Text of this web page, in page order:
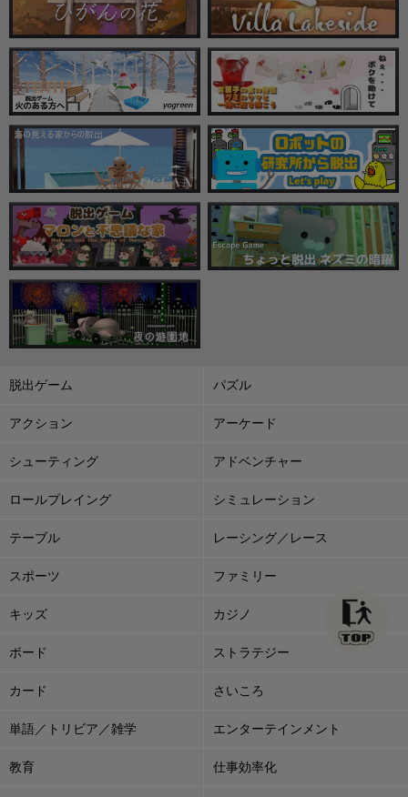
脱出ゲーム パズル
アクション アーケード
シューティング アドベンチャー
ロールプレイング シミュレーション
テーブル レーシング／レース
スポーツ ファミリー
キッズ カジノ
ボード ストラテジー
カード さいころ
単語／トリビア／雑学 エンターテインメント
教育 仕事効率化